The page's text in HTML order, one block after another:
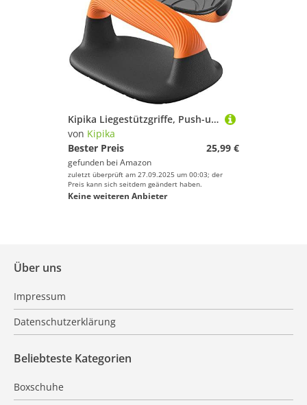
Kipika Liegestützgriffe, Push-up handles, Push-up bars Soft Handles, Anti-Rutsch-Polster an der Unterseite, Schwarz & Orange, Set of 2 für zuhause
von Kipika
Bester Preis
25,99 €
gefunden bei Amazon
zuletzt überprüft am 27.09.2025 um 00:03; der
Preis kann sich seitdem geändert haben.
Keine weiteren Anbieter
Über uns
Impressum
Datenschutzerklärung
Beliebteste Kategorien
Boxschuhe